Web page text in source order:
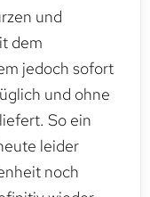
und
dem
jedoch sofort
und ohne
So ein
leider
noch